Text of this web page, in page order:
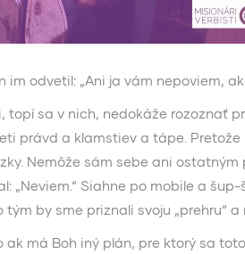
im odvetil: „Ani ja vám nepoviem,
sa v nich, nedokáže rozoznať
právd a klamstiev a tápe.
Nemôže sám sebe ani
„Neviem.“ Siahne po mobile a
by sme priznali svoju „prehru“
má Boh iný plán, pre ktorý sa